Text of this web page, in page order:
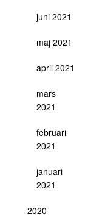
juni 2021
maj 2021
april 2021
mars
2021
februari
2021
januari
2021
2020